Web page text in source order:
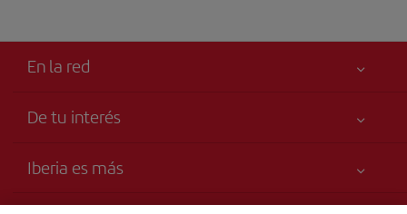
En la red
De tu interés
Declaración de accesibilidad
Compromiso de servicio
Iberia es más